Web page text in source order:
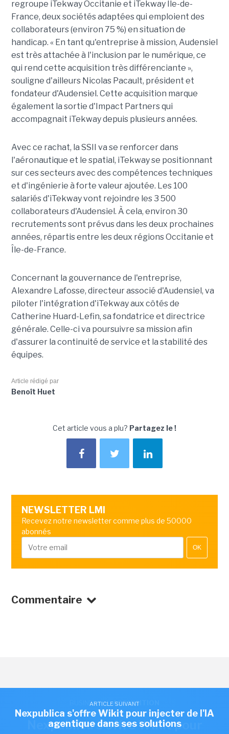
regroupe iTekway Occitanie et iTekway Île-de-
France, deux sociétés adaptées qui emploient des
collaborateurs (environ 75 %) en situation de
handicap. « En tant qu'entreprise à mission, Audensiel
est très attachée à l'inclusion par le numérique, ce
qui rend cette acquisition très différenciante »,
souligne d'ailleurs Nicolas Pacault, président et
fondateur d'Audensiel. Cette acquisition marque
également la sortie d'Impact Partners qui
accompagnait iTekway depuis plusieurs années.
Avec ce rachat, la SSII va se renforcer dans
l'aéronautique et le spatial, iTekway se positionnant
sur ces secteurs avec des compétences techniques
et d'ingénierie à forte valeur ajoutée. Les 100
salariés d'iTekway vont rejoindre les 3 500
collaborateurs d'Audensiel. À cela, environ 30
recrutements sont prévus dans les deux prochaines
années, répartis entre les deux régions Occitanie et
Île-de-France.
Concernant la gouvernance de l'entreprise,
Alexandre Lafosse, directeur associé d'Audensiel, va
piloter l'intégration d'iTekway aux côtés de
Catherine Huard-Lefin, sa fondatrice et directrice
générale. Celle-ci va poursuivre sa mission afin
d'assurer la continuité de service et la stabilité des
équipes.
Article rédigé par
Benoît Huet
Cet article vous a plu? Partagez le !
NEWSLETTER LMI
Recevez notre newsletter comme plus de 50000
abonnés
OK
Commentaire
ARTICLE SUIVANT
Nexpublica s'offre Wikit pour injecter de l'IA
agentique dans ses solutions
BUSINESS / ACQUISITION
Nexpublica s'offre Wikit pour